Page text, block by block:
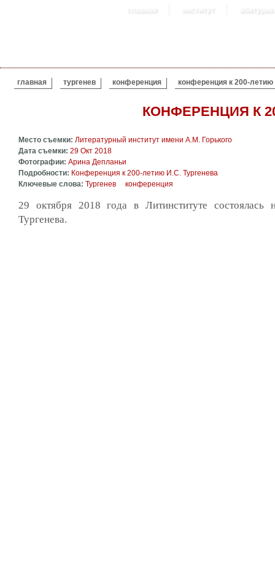
главная институт
ВЫ ЗДЕСЬ
главная тургенев конференция конференция к 200-летию
КОНФЕРЕНЦИЯ К
Место съемки: Литературный институт имени А.М. Горького
Дата съемки: 29 Окт 2018
Фотографии: Арина Депланьи
Подробности: Конференция к 200-летию И.С. Тургенева
Ключевые слова: Тургенев конференция
29 октября 2018 года в Литинституте состоялась
Тургенева.